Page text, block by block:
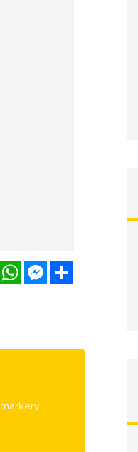
TwitterWhatsAppMessenger